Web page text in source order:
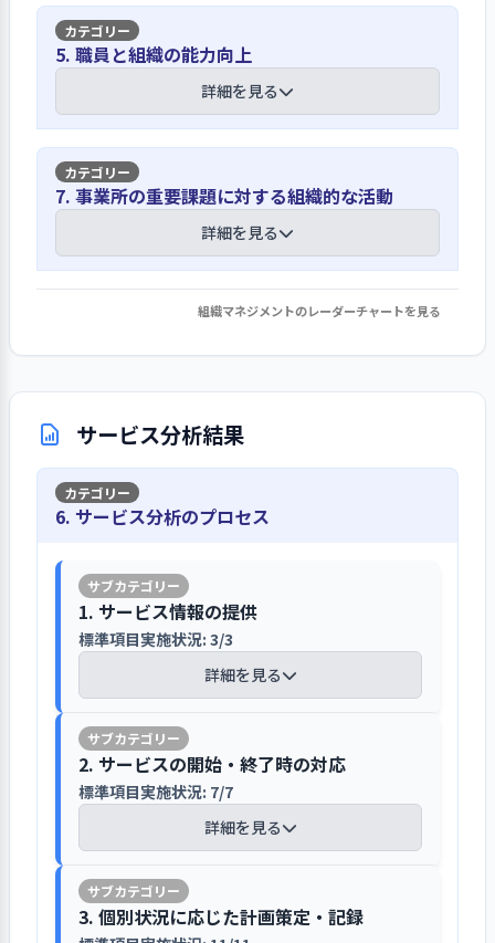
で共有することが必要だと管理職は考
えている。
今年度は組織の混乱が見られたが、経営
層の役割など職員への周知が必要である
今年度は施設にとって混乱の年でもあ
り、施設長が不在の時が続いたが、年
度半ばに施設長補佐が急遽、施設長に
就任することで組織としての責任体制
を整えた。事業所における経営層は施
設長、主任等となるが、副主任の役割
でもあり、経営層の役割の周知などは
十分にできていない面もあるが、副主
任会議の役割の見直しなど、職員が主
体性をもって組織運営に関われる体制に
していくための取り組みに着手してい
る。
副主任会議の見直しなど、職員の主体性
を促進することに取り組んでいる
職員採用や予算に関わる事項は、法人
に対し施設長が稟議を上げ、法人の会
議で決定する。組織運営に関すること
は主任会議で検討し、副主任会議で報
告した上で最終的に全体会議で了承を
得ている。利用者支援の課題等は副主
任会議で話し合うことにしているが、
今年度は副主任主体で話し合えるよう
二部制にしており、一部は専門職を交
えて課題の抽出を行い、二部は副主任
のみでの話し合いとすることで、ボト
ども達が生活のルール等を話し合う場
であり、「フロア会議」は子ども会議
で話し合う議題について各フロアの意
見を収集する場である。
目黒区との定期的な協議や東社協の部会
等で課題を把握し、対応策を検討してい
る
ショートステイ事業を通して目黒区子
ども家庭支援センターと定期的に協議
を行っており、その際地域の実態や福祉
ニーズを把握し、専門職会議や主任会
の部会長を担っていることから、都の
献など他施設の取り組み状況等を把握
し、事業推進の参考としているが、今
後の施設のあり方については。社会的
うとしており、例えば、里親委託のあ
り方など検討する必要があるとしてい
る。
施設の将来像を示した中長期計画の策定
は課題である
施設では２０１２年度から２０２１年
度までの１０年プランを立て事業推進
を図ってきたが、この間経営層が変わ
８年度以降の計画は見直しが必要とな
っている。そのため来年度以降の計画
東社協児童部会が策定している倫理綱
領「子どもの最善のしあわせのため
に」を事業計画書の最後のページに掲
載するとともに、就業規則の服務規程
を入職時に説明するなど、施設職員と
して遵守すべき事項等について周知を
している。倫理綱領の読み合わせ等は
近年、実施出来ていないが、全体会議
での説明及びチェックリストによる確
認を始めており、今後は勉強会につな
げていきたいとしている。コンプライ
アンス、ハラスメント、個人情報保護
る。
子どもの権利の集い、施設長面談などで
子どもに対し権利擁護について伝えてい
る
苦情解決制度については、年１回実施
する「子どもの権利の集い」で説明し
ており、その際、第三者委員を紹介し
ている。第三者委員は２名設置されて
おり、励ます会への参加など顔の見え
る関係が築かれている。また「子ども
の権利ノート」の説明では、権利ノー
トに付いている葉書の利用についても
説明するとともに、施設長との面談を
年２回実施して、子どもの意向を把握
している。利用者調査においても小学
く、周知されていることが分かる。
【講評】
ヒヤリハットを活用した事故予防に取り
組み、提出数が増えるなど組織に定着し
てきた
リスクを洗い出し、優先順位を付ける
ことなどは行っていないが、児童への
権利侵害、個人情報保護、子どもの事
故予防、災害時対応など、子どもの安
全な生活を阻害するそれぞれの要因に
擁護委員会では「ヒヤリハット」を活
ヤリハット分析の充実も図られた。一
方で、子ども間の暴力や性的事故など
も発生しており、相関図やヒヤリハッ
トマップ等による可視化など、事故予
ている。
「もしもごはん」と称する非常食体験を
長年にわたり継続して実施している
訓練を行なうとともに、同一敷地内に
ある保育園、学童保育、若葉寮合同に
よる防災避難訓練を年１回実施し、災
害時の応援体制の確認が行われてい
る。また、毎月の消化・避難訓練に合
常食体験を長年にわたり継続して実施
しており、災害時の食事について子ど
5. 職員と組織の能力向上
詳細を見る
【講評】
施設説明会「オープンハウス」を通して
人材の採用につながったケースもある
ハローワーク、福祉人材センター、お
ともに、「オープンハウス」には、就
職希望者やボランティア希望者も訪れ
採用に至ったケースもある。交通の利
便性が良いため面接希望者は比較的多
いが、児童養護施設の職員としての資
質がある人材の応募は少ない現状にあ
ち、施設長と主任による話し合いで決
定する。職員の異動等は頻繁には行わ
ないが、各ホームのニーズを把握し、
人員配置の参考にしている。
ホームの中において支援に行き詰まった
時には「ミニケース会議」を実施してい
る
ホームの中において支援に行き詰まっ
た時には「ミニケース会議」を実施
し、課題を整理して支援に活かすとと
もに、全体化した方が良いケースにつ
いては全体会議において対応策を検討
7. 事業所の重要課題に対する組織的な活動
詳細を見る
1. 事業所の重要課題に対して、目標設定・取り
1. 事業所の理念・基本方針の実現を図る上での重要課
題について、前年度具体的な目標を設定して取り組
る（その１）
【前年度の重要課題に対する組織的な活
動（評価機関によるまとめ）】
「現場で物事を決めていく」ことを目標
に掲げた。
具体的には、副主任会議の強化を図り、
一部、二部形式として、最終的な意思決
定は、副主任のみで行うこととした。
結果として、以前は発言が少ない現状が
援に対する発言や副主任の支援に対する
想いなどの発信が増えている。
組織マネジメントのレーダーチャートを見る
サービス分析結果
6. サービス分析のプロセス
1. サービス情報の提供
標準項目実施状況: 3/3
詳細を見る
【講評】
入所する子どもや保護者に改訂したし
おりを活用して説明している
子どもの入所時には、改訂したしおり
を活用して子どもや保護者に施設の生
活等について説明している。子ども向
2. サービスの開始・終了時の対応
標準項目実施状況: 7/7
詳細を見る
【講評】
3. 個別状況に応じた計画策定・記録